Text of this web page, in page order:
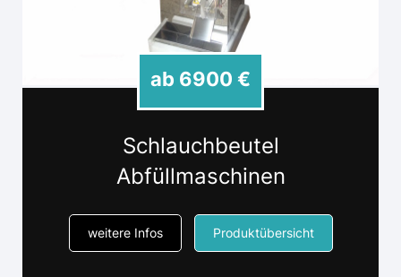
Schlauchbeutel
Abfüllmaschinen
weitere Infos Produktübersicht
ab 6900 €